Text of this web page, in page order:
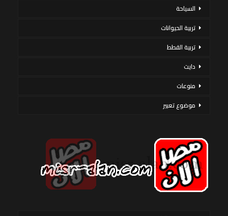
السياحة
تربية الحيوانات
تربية القطط
دايت
منوعات
موضوع تعبير